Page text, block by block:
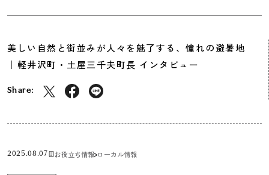
美しい自然と街並みが人々を魅了する、憧れの避暑地
｜軽井沢町・土屋三千夫町長 インタビュー
Share:
2025.08.07 お役立ち情報 ローカル情報